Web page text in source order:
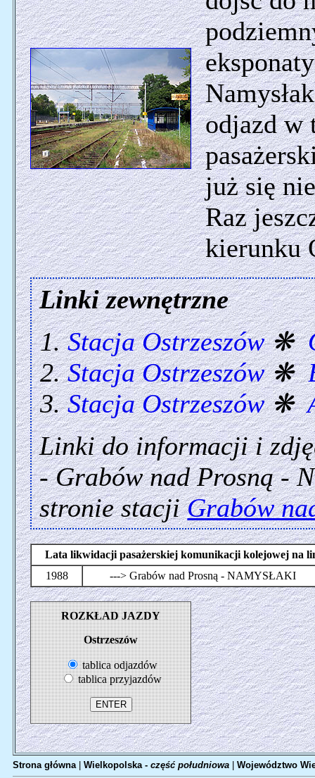
odjazd w
już się
Raz
kierunku
Linki zewnętrzne
Stacja Ostrzeszów❋
Stacja Ostrzeszów❋
Stacja Ostrzeszów❋
Linki do informacji i
- Grabów nad Prosną -
stronie stacjiGrabów
Lata likwidacji pasażerskiej komunikacji kolejowej na
1988
---> Grabów nad Prosną - NAMYSŁAKI
ROZKŁAD JAZDY
Ostrzeszów
tablica odjazdów
tablica przyjazdów
Strona główna| Wielkopolska - część południowa Województwo